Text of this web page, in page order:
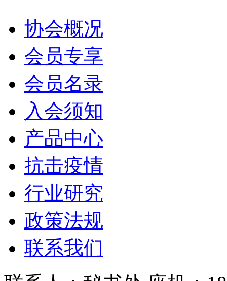
协会概况
会员专享
会员名录
入会须知
产品中心
抗击疫情
行业研究
政策法规
联系我们